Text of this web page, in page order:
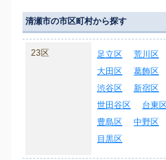
清瀬市の市区町村から探す
23区 足立区 荒川区
大田区
葛飾区
渋谷区
新宿区
世田谷区
台東区
豊島区
中野区
目黒区